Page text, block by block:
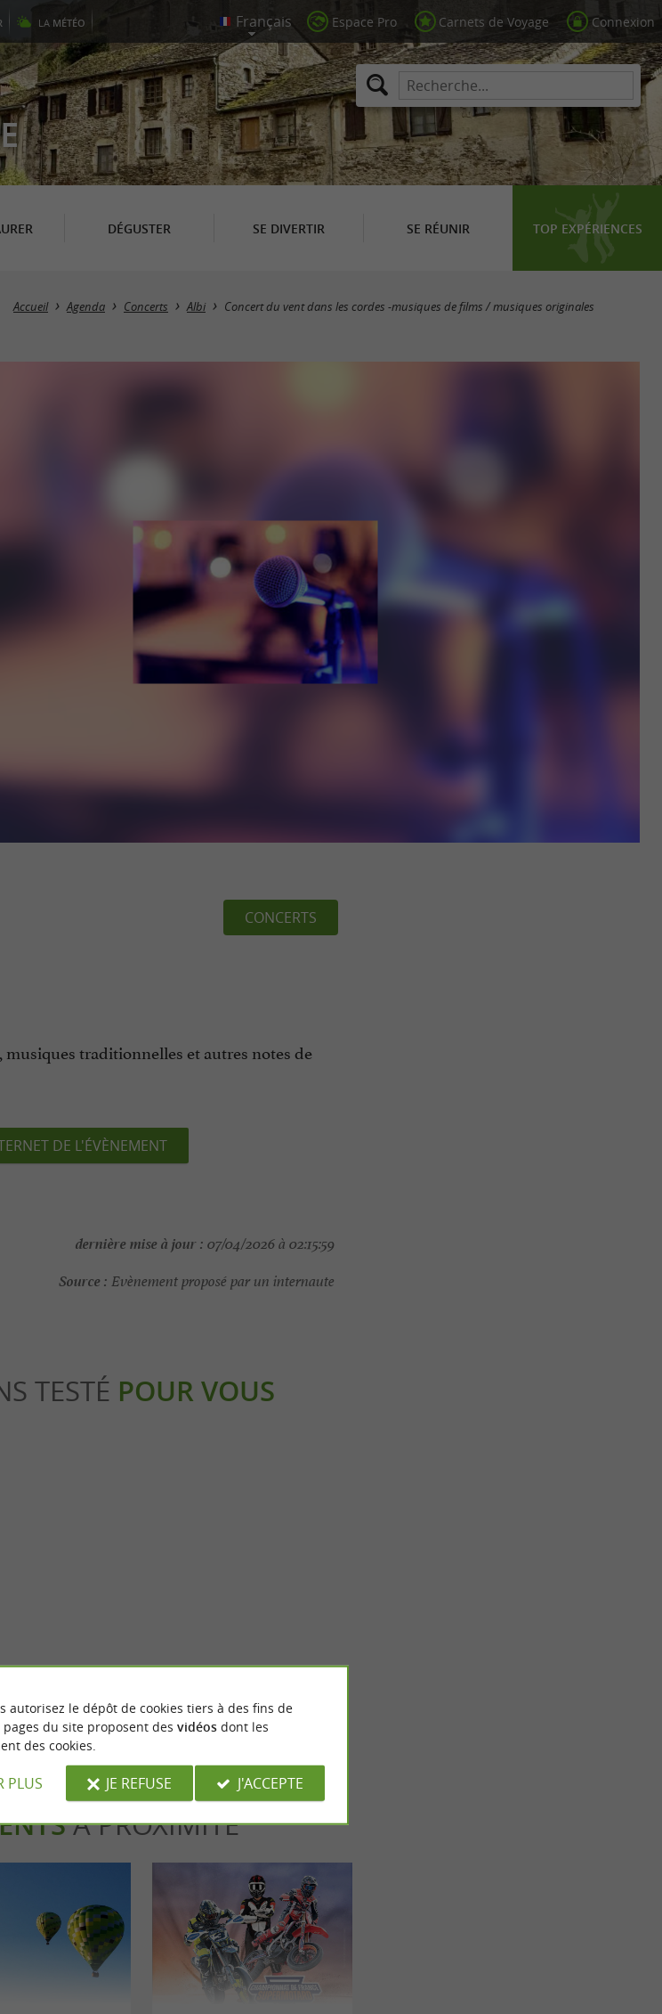
LA MÉTÉO Espace Pro Carnets de Voyage Connexion
DÉGUSTER SE DIVERTIR SE RÉUNIR TOP EXPÉRIENCES
Accueil Agenda Concerts Albi Concert du vent dans les cordes -musiques de films / musiques originales
CONCERTS
traditionnelles et autres notes de
DE L'ÉVÈNEMENT
dernière mise à jour : 07/04/2026 à 02:15:59
Source : Evènement proposé par un internaute
TESTÉ POUR VOUS
À PROXIMITÉ
autorisez le dépôt de cookies tiers à des fins de
du site proposent des vidéosdont les
des cookies.
PLUS JE REFUSE J'ACCEPTE